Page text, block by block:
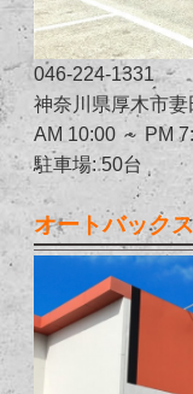
046-224-1331
神奈川県厚木市
AM 10:00 ～ PM
駐車場: 50台
オートバック